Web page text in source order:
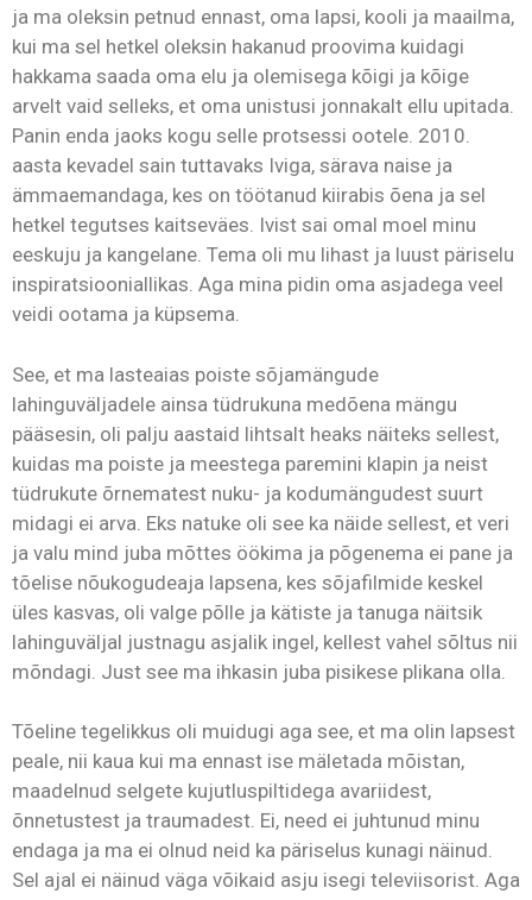
ja ma oleksin petnud ennast, oma lapsi, kooli ja maailma,
kui ma sel hetkel oleksin hakanud proovima kuidagi
hakkama saada oma elu ja olemisega kõigi ja kõige
arvelt vaid selleks, et oma unistusi jonnakalt ellu upitada.
Panin enda jaoks kogu selle protsessi ootele. 2010.
aasta kevadel sain tuttavaks Iviga, särava naise ja
ämmaemandaga, kes on töötanud kiirabis õena ja sel
hetkel tegutses kaitseväes. Ivist sai omal moel minu
eeskuju ja kangelane. Tema oli mu lihast ja luust päriselu
inspiratsiooniallikas. Aga mina pidin oma asjadega veel
veidi ootama ja küpsema.
See, et ma lasteaias poiste sõjamängude
lahinguväljadele ainsa tüdrukuna medõena mängu
pääsesin, oli palju aastaid lihtsalt heaks näiteks sellest,
kuidas ma poiste ja meestega paremini klapin ja neist
tüdrukute õrnematest nuku- ja kodumängudest suurt
midagi ei arva. Eks natuke oli see ka näide sellest, et veri
ja valu mind juba mõttes öökima ja põgenema ei pane ja
tõelise nõukogudeaja lapsena, kes sõjafilmide keskel
üles kasvas, oli valge põlle ja kätiste ja tanuga näitsik
lahinguväljal justnagu asjalik ingel, kellest vahel sõltus nii
mõndagi. Just see ma ihkasin juba pisikese plikana olla.
Tõeline tegelikkus oli muidugi aga see, et ma olin lapsest
peale, nii kaua kui ma ennast ise mäletada mõistan,
maadelnud selgete kujutluspiltidega avariidest,
õnnetustest ja traumadest. Ei, need ei juhtunud minu
endaga ja ma ei olnud neid ka päriselus kunagi näinud.
Sel ajal ei näinud väga võikaid asju isegi televiisorist. Aga